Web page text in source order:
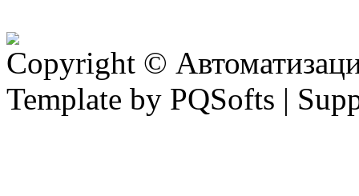
Copyright ©
Template by PQSofts |